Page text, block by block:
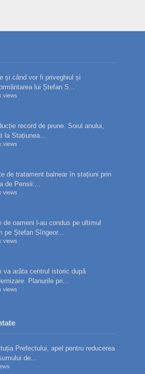
și când vor fi priveghiul și
lui Ștefan S...
views
record de prune. Soiul anului,
la Stațiunea...
views
de tratament balnear în stațiuni prin
de Pensii:...
views
de oameni l-au condus pe ultimul
pe Ștefan Sîngeor...
views
va arăta centrul istoric după
Planurile pri...
views
Prefectului, apel pentru reducerea
de...